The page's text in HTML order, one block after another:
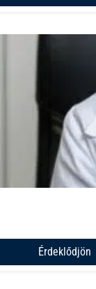
Érdeklődjön